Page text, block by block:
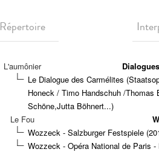
Répertoire
L'aumônier
Le Dialogue des Carmélites
Honeck / Timo Handschuh /Thomas
Schöne,Jutta Böhnert...)
Le Fou
Wozzeck - Salzburger Festspiele
Wozzeck - Opéra National de Paris -